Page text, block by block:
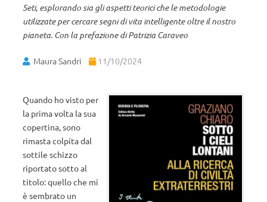
Seti, esplorando sia gli aspetti teorici che le metodologie
utilizzate per cercare segni di vita intelligente oltre il nostro
pianeta. Con la prefazione di Patrizia Caraveo
Maura Sandri 11/10/2024
Quando ho visto per
la prima volta la sua
copertina, sono
rimasta colpita dal
sottile schizzo
riportato sotto al
titolo: quello che mi
è sembrato un